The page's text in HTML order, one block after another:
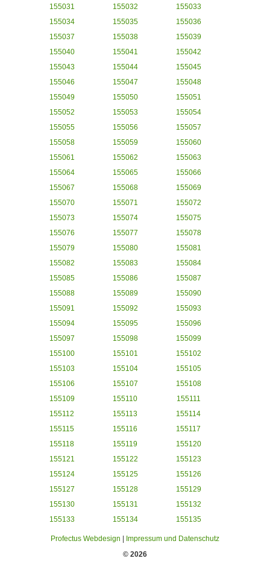
155031
155032
155033
155034
155035
155036
155037
155038
155039
155040
155041
155042
155043
155044
155045
155046
155047
155048
155049
155050
155051
155052
155053
155054
155055
155056
155057
155058
155059
155060
155061
155062
155063
155064
155065
155066
155067
155068
155069
155070
155071
155072
155073
155074
155075
155076
155077
155078
155079
155080
155081
155082
155083
155084
155085
155086
155087
155088
155089
155090
155091
155092
155093
155094
155095
155096
155097
155098
155099
155100
155101
155102
155103
155104
155105
155106
155107
155108
155109
155110
155111
155112
155113
155114
155115
155116
155117
155118
155119
155120
155121
155122
155123
155124
155125
155126
155127
155128
155129
155130
155131
155132
155133
155134 155135
Profectus Webdesign
Impressum und Datenschutz
© 2026